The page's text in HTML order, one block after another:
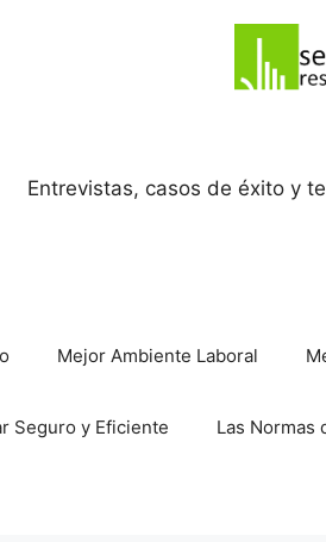
Entrevistas, casos de éxito y
Mejor Ambiente Laboral
Seguro y Eficiente Las Normas